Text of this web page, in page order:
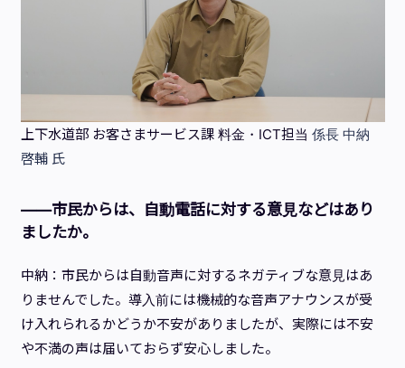
上下水道部 お客さまサービス課 料金・ICT担当 係長 中納
啓輔 氏
——市民からは、自動電話に対する意見などはあり
ましたか。
中納：市民からは自動音声に対するネガティブな意見はあ
りませんでした。導入前には機械的な音声アナウンスが受
け入れられるかどうか不安がありましたが、実際には不安
や不満の声は届いておらず安心しました。